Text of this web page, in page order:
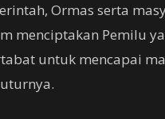
Ormas serta
menciptakan Pemilu
untuk mencapai